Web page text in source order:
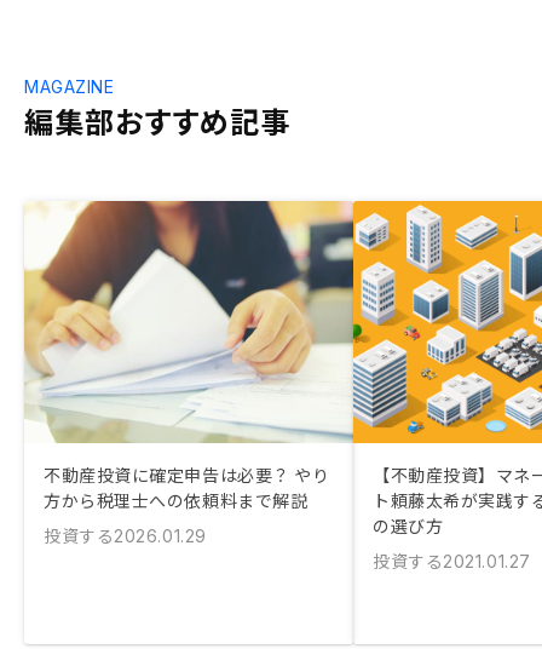
編集部おすすめ記事
MAGAZINE
不動産投資に確定申告は必要？ やり
方から税理士への依頼料まで解説
投資する2026.01.29
【不動産投資】マ
ト頼藤太希が実践す
の選び方
投資する2021.01.27